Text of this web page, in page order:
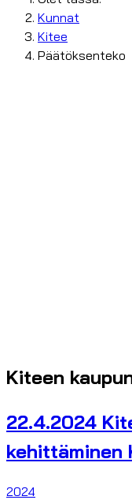
Kunnat
Kitee
Päätöksenteko
Kiteen
22.4.2024
kehittäminen
2024